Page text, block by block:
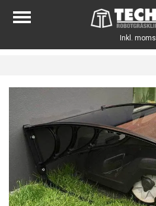
Inkl. moms